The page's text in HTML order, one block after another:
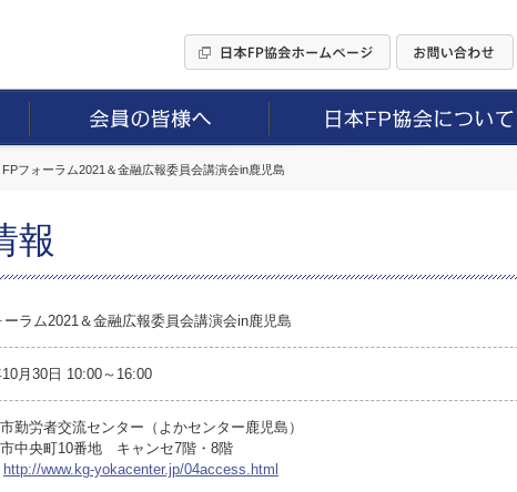
FPフォーラム2021＆金融広報委員会講演会in鹿児島
報
ーラム2021＆金融広報委員会講演会in鹿児島
月30日 10:00～16:00
勤労者交流センター（よかセンター鹿児島）
中央町10番地 キャンセ7階・8階
http://www.kg-yokacenter.jp/04access.html